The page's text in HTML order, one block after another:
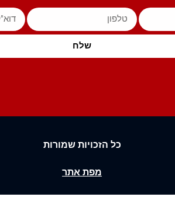
שלח
כל הזכויות שמורות
מפת אתר